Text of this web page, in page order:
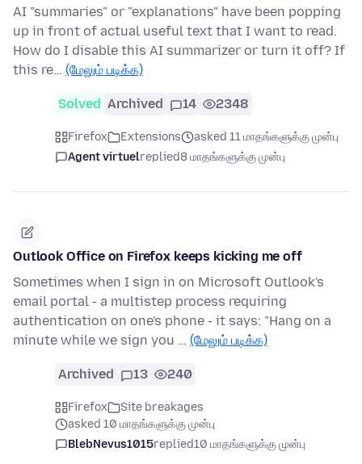
AI "summaries" or "explanations" have been popping
up in front of actual useful text that I want to read.
How do I disable this AI summarizer or turn it off? If
this re… (மேலும் படிக்க)
Solved Archived 14 2348
Firefox Extensions
asked 11 மாதங்களுக்கு முன்பு
Agent virtuelreplied8 மாதங்களுக்கு முன்பு
Outlook Office on Firefox keeps kicking me off
Sometimes when I sign in on Microsoft Outlook's
email portal - a multistep process requiring
authentication on one's phone - it says: "Hang on a
minute while we sign you … (மேலும் படிக்க)
Archived 13 240
Firefox
Site breakages
asked 10 மாதங்களுக்கு முன்பு
BlebNevus1015replied10 மாதங்களுக்கு முன்பு